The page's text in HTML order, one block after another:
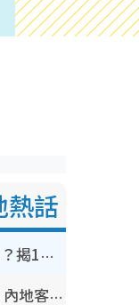
熱話
WhatsApp預設貼圖點刪？揭1招「反向操作」還原簡潔介面 附3步實測教學
香港山邊鐵閘邊門大開？內地客困惑意義何在！網民神回覆：呢種叫法理性防禦